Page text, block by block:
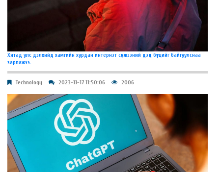
Хятад улс дэлхийд хамгийн хурдан интернэт сүлжээний дэд бүтцийг байгуулснаа
зарлажээ.
Technology 2023-11-17 11:50:06 2006